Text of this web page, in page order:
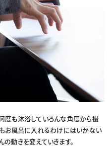
度も沐浴していろんな角度から撮
もお風呂に入れるわけにはいかない
動きを変えていきます。